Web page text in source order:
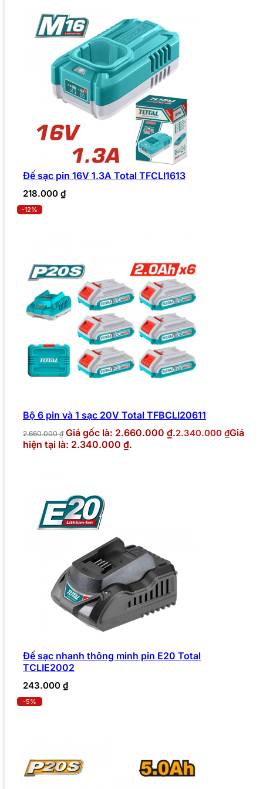
Đế sạc pin 16V 1.3A Total TFCLI1613
218.000 ₫
-12%
Bộ 6 pin và 1 sạc 20V Total TFBCLI20611
2.660.000₫ Giá gốc là: 2.660.000 ₫.2.340.000 ₫Giá
hiện tại là: 2.340.000 ₫.
Đế sạc nhanh thông minh pin E20 Total
TCLIE2002
243.000 ₫
-5%